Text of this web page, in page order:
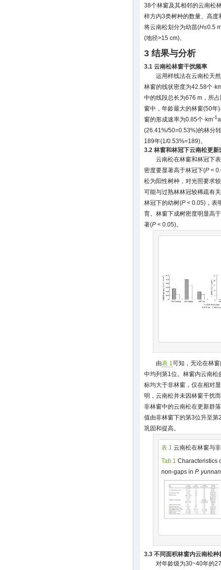
38个林窗及其相邻的云南松
样方内3类树种的数量、高
将云南松划分为幼苗(H≤0.5
(地径>15 cm)。
3 结果与分析
3.1 云南松林窗干扰频率
运用样线法在云南松天
林窗的线状密度为42.58个
中的线段总长为676 m，所
窗中，年龄最大的林窗(50
窗的形成速率为0.85个·km-1a
(26.41%/50=0.53%)的林分
189年(1/0.53%=189)。
3.2 林窗和林冠下云南松更新
云南松在林窗和林冠下
密度要显著高于林冠下(P <
松为阳性树种，对光照要求
可能与过熟林林冠较稀疏有
林冠下的幼树(P < 0.05)，表
育。林窗下成树密度明显高
著(P < 0.05)。
由表 1可知，无论在林
中均列第1位。林窗内云南
标均大于非林窗，仅在相对
明，云南松并未因林窗干扰
非林窗中的云南松在更新群
值由非林窗下的第3位升至
巩固和提高。
表 1 云南松在林窗与
Tab.1 Characteristics
non-gaps inP.
3.3 不同面积林窗内云南松种
对年龄级为30~40年的